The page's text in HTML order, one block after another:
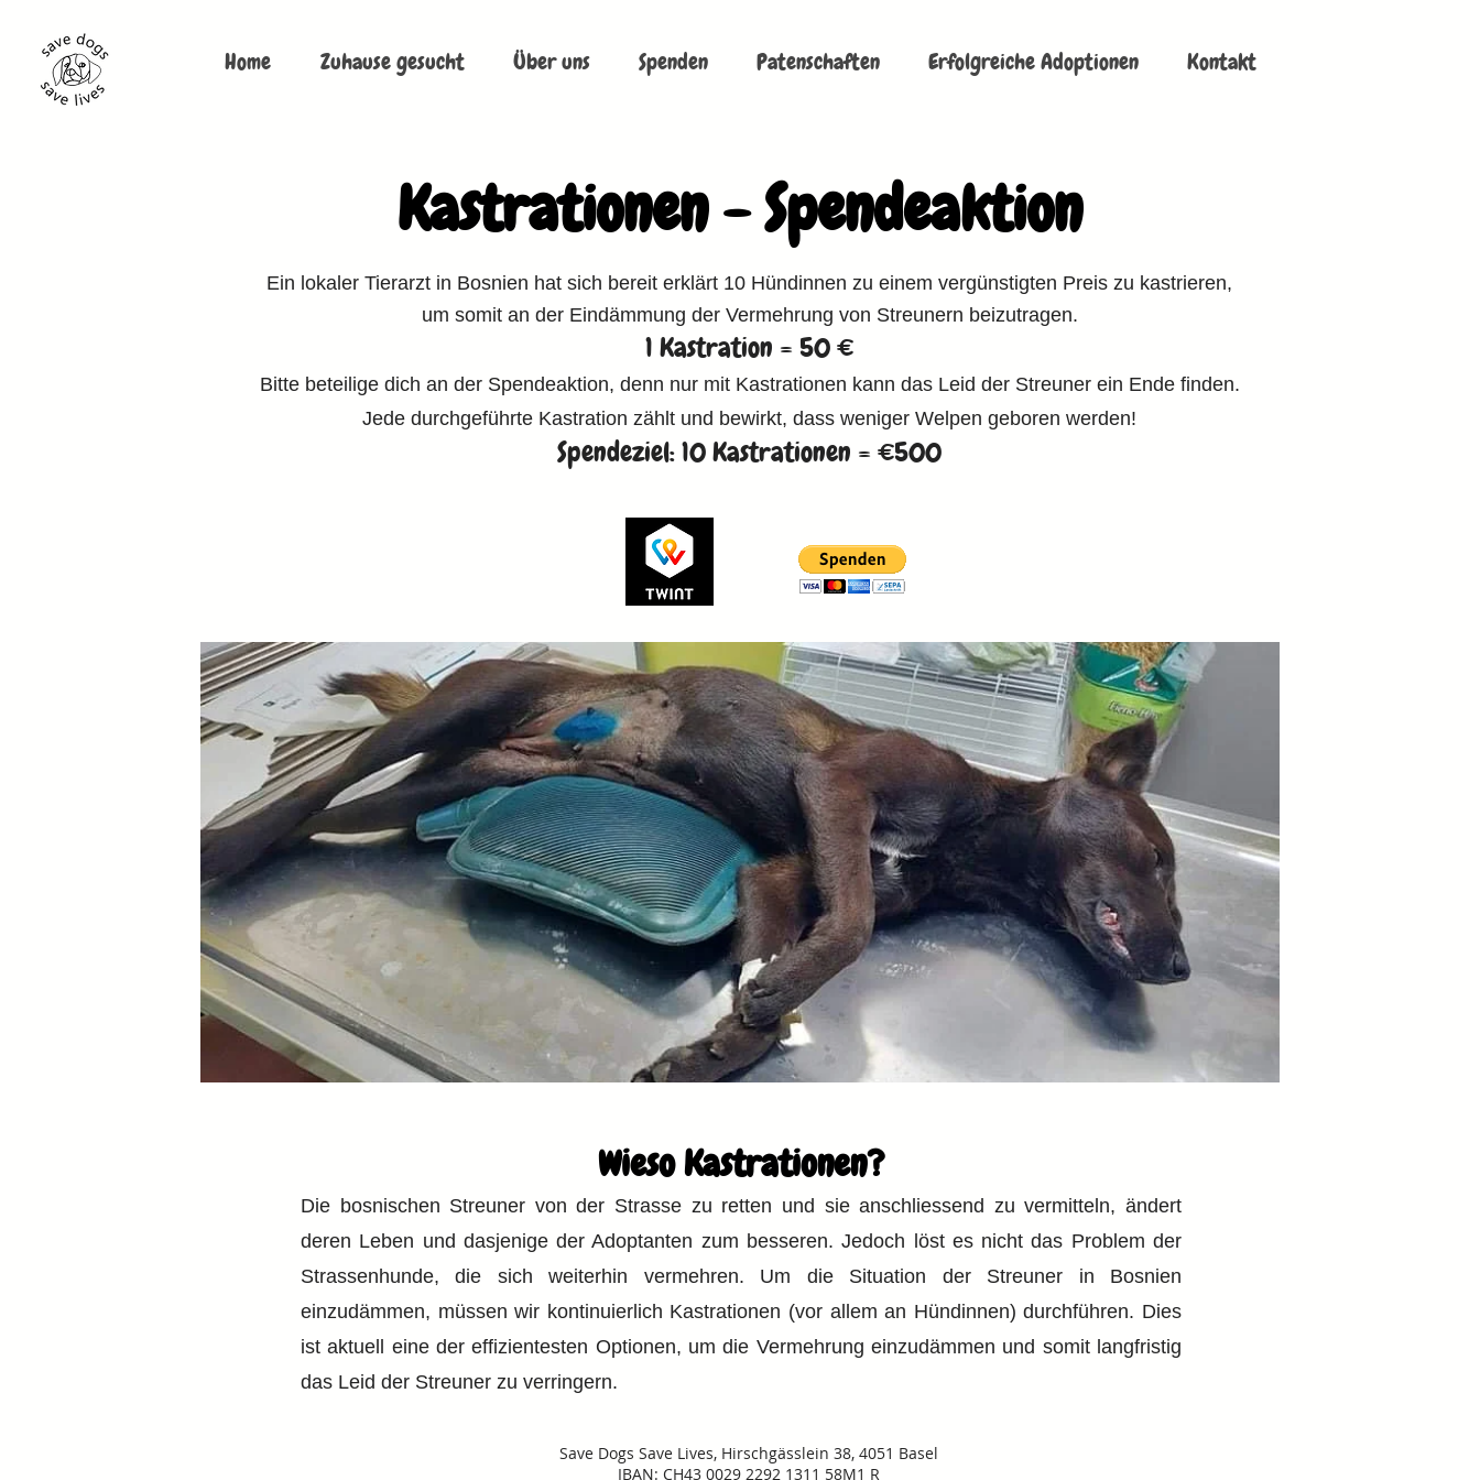
Home Zuhause gesucht Über uns Spenden Patenschaften Erfolgreiche Adoptionen Kontakt
Kastrationen - Spendeaktion
Ein lokaler Tierarzt in Bosnien hat sich bereit erklärt 10 Hündinnen zu einem vergünstigten Preis zu kastrieren,
um somit an der Eindämmung der Vermehrung von Streunern beizutragen.
1 Kastration = 50 €
Bitte beteilige dich an der Spendeaktion, denn nur mit Kastrationen kann das Leid der Streuner ein Ende finden.
Jede durchgeführte Kastration zählt und bewirkt, dass weniger Welpen geboren werden!
Spendeziel: 10 Kastrationen = €500
Wieso Kastrationen?
Die bosnischen Streuner von der Strasse zu retten und sie anschliessend zu vermitteln, ändert
deren Leben und dasjenige der Adoptanten zum besseren. Jedoch löst es nicht das Problem der
Strassenhunde, die sich weiterhin vermehren. Um die Situation der Streuner in Bosnien
einzudämmen, müssen wir kontinuierlich Kastrationen (vor allem an Hündinnen) durchführen. Dies
ist aktuell eine der effizientesten Optionen, um die Vermehrung einzudämmen und somit langfristig
das Leid der Streuner zu verringern.
Save Dogs Save Lives, Hirschgässlein 38, 4051 Basel
IBAN: CH43 0029 2292 1311 58M1 R